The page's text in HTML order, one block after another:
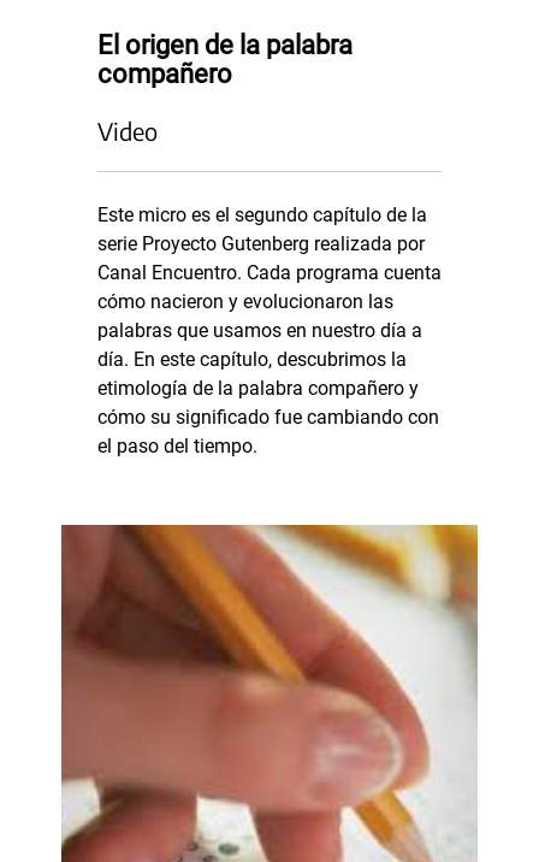
El origen de la palabra
compañero
Video
Este micro es el segundo capítulo de la
serie Proyecto Gutenberg realizada por
Canal Encuentro. Cada programa cuenta
cómo nacieron y evolucionaron las
palabras que usamos en nuestro día a
día. En este capítulo, descubrimos la
etimología de la palabra compañero y
cómo su significado fue cambiando con
el paso del tiempo.